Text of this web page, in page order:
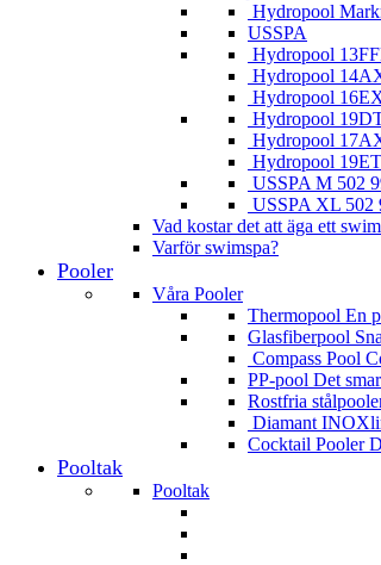
Hydropool
USSPA
Hydropool
Hydropool
Hydropool
Hydropool
Hydropool
Hydropool 19ET
USSPA M 502
USSPA XL 502
Vad kostar det att äga ett
Varför swimspa?
Pooler
Våra Pooler
Thermopool En
Glasfiberpool
Compass Pool
PP-pool Det
Rostfria
Diamant
Cocktail Pooler
Pooltak
Pooltak